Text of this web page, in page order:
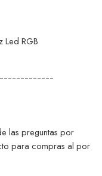
Led RGB
las preguntas por
para compras al por